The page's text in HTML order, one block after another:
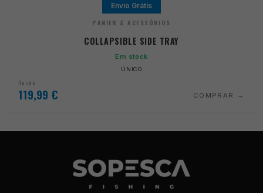
Envio Grátis
PANIER & ACESSÓRIOS
COLLAPSIBLE SIDE TRAY
Em stock
ÚNICO
Desde
119,99 € COMPRAR